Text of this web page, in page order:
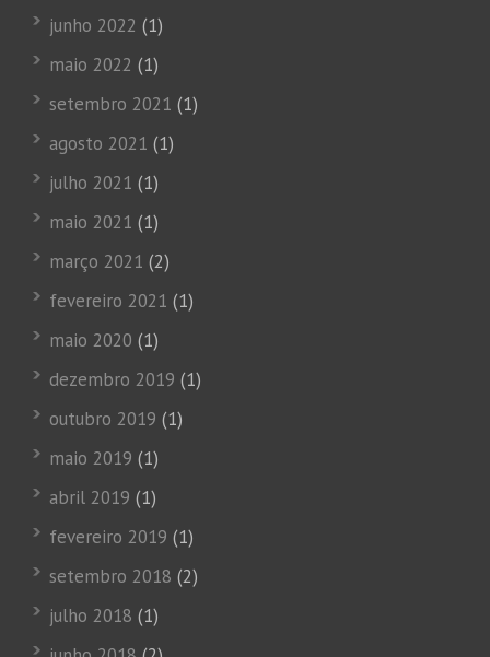
junho 2022 (1)
maio 2022 (1)
setembro 2021 (1)
agosto 2021 (1)
julho 2021 (1)
maio 2021 (1)
março 2021 (2)
fevereiro 2021 (1)
maio 2020 (1)
dezembro 2019 (1)
outubro 2019 (1)
maio 2019 (1)
abril 2019 (1)
fevereiro 2019 (1)
setembro 2018 (2)
julho 2018 (1)